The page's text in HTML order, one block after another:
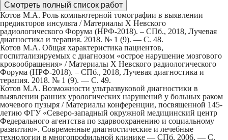
Смотреть полный список работ
Котов М.А. Роль компьютерной томографии в выявлении
предикторов инсульта / Материалы X Невского
радиологического Форума (НРФ-2018). – СПб., 2018, Лучевая
диагностика и терапия. 2018. № 1 (9). — С. 48.
Котов М.А. Общая характеристика пациентов,
госпитализируемых с диагнозом «острое нарушение мозгового
кровообращения» / Материалы X Невского радиологического
Форума (НРФ-2018). – СПб., 2018, Лучевая диагностика и
терапия. 2018. № 1 (9). — С. 49.
Котов М.А. Возможности ультразвуковой диагностики в
выявлении ранних урологических нарушений у больных раком
мочевого пузыря / Материалы конференции, посвященной 145-
летию ФГУ «Северо-западный окружной медицинский центр
Федерального агентства по здарвоохранению и социальному
развитию»‎. Современные диагностические и лечебные
технологии в многопрофильной клинике — СПб, 2006. — С.